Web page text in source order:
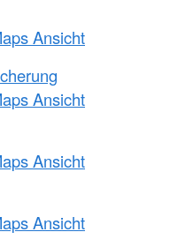
Ansicht
Ansicht
Ansicht
Ansicht